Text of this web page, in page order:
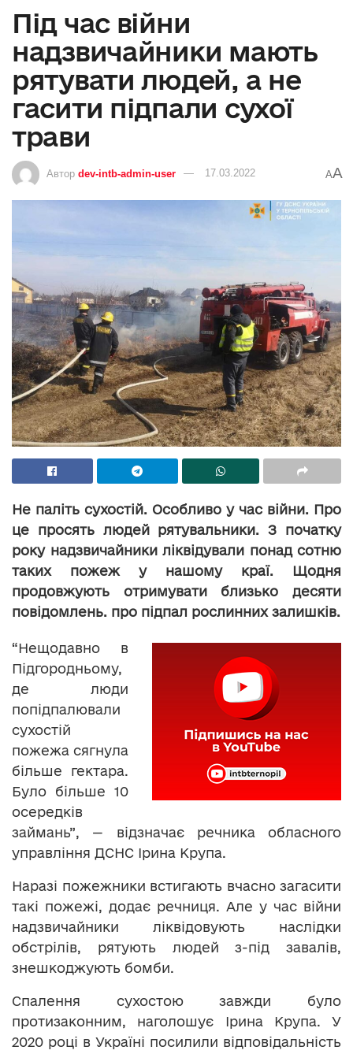
Під час війни
надзвичайники мають
рятувати людей, а не
гасити підпали сухої
трави
Автор dev-intb-admin-user 17.03.2022 AA
Не паліть сухостій. Особливо у час війни. Про
це просять людей рятувальники. З початку
року надзвичайники ліквідували понад сотню
таких пожеж у нашому краї. Щодня
продовжують отримувати близько десяти
повідомлень. про підпал рослинних залишків.
“Нещодавно в
Підгородньому,
де люди
попідпалювали
сухостій
пожежа сягнула
більше гектара.
Було більше 10
осередків
займань”, — відзначає речника обласного
управління ДСНС Ірина Крупа.
Наразі пожежники встигають вчасно загасити
такі пожежі, додає речниця. Але у час війни
надзвичайники ліквідовують наслідки
обстрілів, рятують людей з-під завалів,
знешкоджують бомби.
Спалення сухостою завжди було
протизаконним, наголошує Ірина Крупа. У
2020 році в Україні посилили відповідальність